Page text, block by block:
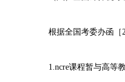
根据全国考委办函［
1.ncre课程暂与高等教